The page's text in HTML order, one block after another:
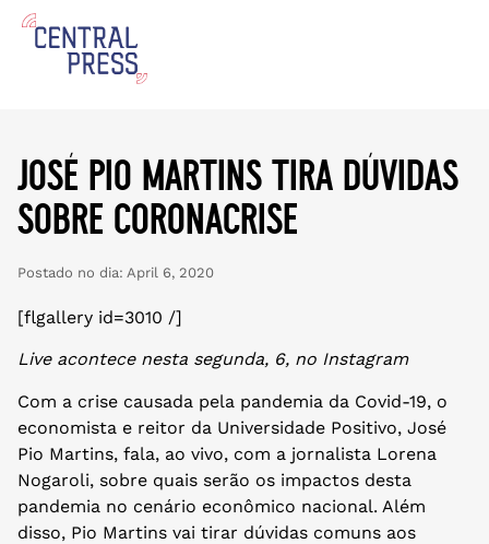
josé pio martins tira dúvidas
sobre coronacrise
Postado no dia: April 6, 2020
[flgallery id=3010 /]
Live acontece nesta segunda, 6, no Instagram
Com a crise causada pela pandemia da Covid-19, o
economista e reitor da Universidade Positivo, José
Pio Martins, fala, ao vivo, com a jornalista Lorena
Nogaroli, sobre quais serão os impactos desta
pandemia no cenário econômico nacional. Além
disso, Pio Martins vai tirar dúvidas comuns aos